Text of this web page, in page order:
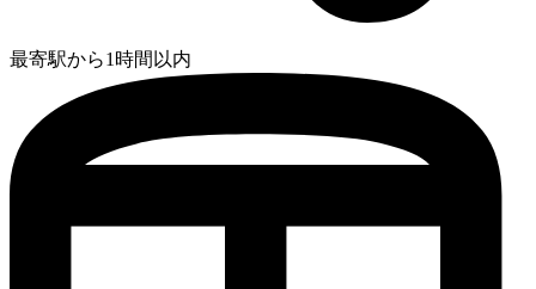
最寄駅から1時間以内